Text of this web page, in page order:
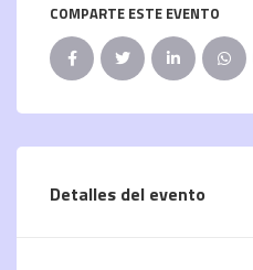
COMPARTE ESTE EVENTO
Detalles del evento